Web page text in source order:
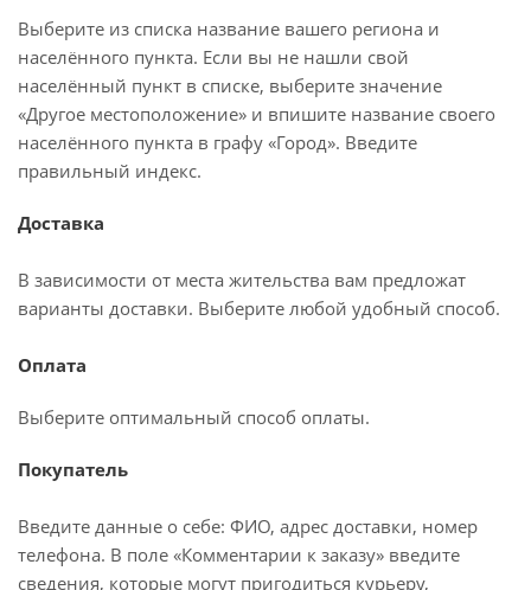
Выберите из списка название вашего региона и
населённого пункта. Если вы не нашли свой
населённый пункт в списке, выберите значение
«Другое местоположение» и впишите название своего
населённого пункта в графу «Город». Введите
правильный индекс.
Доставка
В зависимости от места жительства вам предложат
варианты доставки. Выберите любой удобный способ.
Оплата
Выберите оптимальный способ оплаты.
Покупатель
Введите данные о себе: ФИО, адрес доставки, номер
телефона. В поле «Комментарии к заказу» введите
сведения, которые могут пригодиться курьеру,